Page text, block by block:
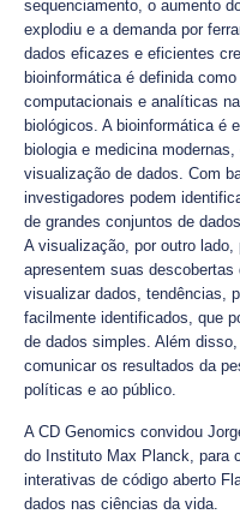
sequenciamento, o aumento
explodiu e a demanda por
dados eficazes e eficientes
bioinformática é definida
computacionais e analíticas
biológicos. A bioinformática é
biologia e medicina
visualização de dados. Com
investigadores podem
de grandes conjuntos de
A visualização, por outro
apresentem suas
visualizar dados, tendências,
facilmente identificados, que
de dados simples. Além
comunicar os resultados da
políticas e ao público.
A CD Genomics convidou
do Instituto Max Planck, para
interativas de código aberto
dados nas ciências da vida.